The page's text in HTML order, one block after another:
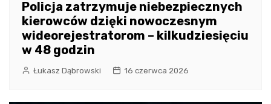
Policja zatrzymuje niebezpiecznych
kierowców dzięki nowoczesnym
wideorejestratorom – kilkudziesięciu
w 48 godzin
Łukasz Dąbrowski 16 czerwca 2026